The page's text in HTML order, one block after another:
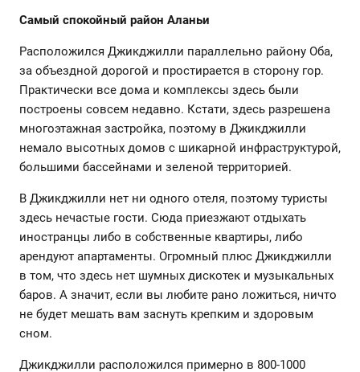
Самый спокойный район Аланьи
Расположился Джикджилли параллельно району Оба,
за объездной дорогой и простирается в сторону гор.
Практически все дома и комплексы здесь были
построены совсем недавно. Кстати, здесь разрешена
многоэтажная застройка, поэтому в Джикджилли
немало высотных домов с шикарной инфраструктурой,
большими бассейнами и зеленой территорией.
В Джикджилли нет ни одного отеля, поэтому туристы
здесь нечастые гости. Сюда приезжают отдыхать
иностранцы либо в собственные квартиры, либо
арендуют апартаменты. Огромный плюс Джикджилли
в том, что здесь нет шумных дискотек и музыкальных
баров. А значит, если вы любите рано ложиться, ничто
не будет мешать вам заснуть крепким и здоровым
сном.
Джикджилли расположился примерно в 800-1000